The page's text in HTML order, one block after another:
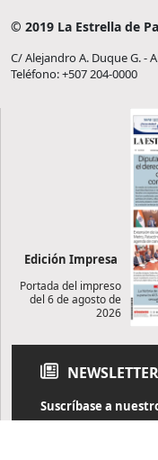
© 2019 La Estrella de
C/ Alejandro A. Duque G. -
Teléfono: +507 204-0000
Edición Impresa
Portada del impreso
del 6 de agosto de
2026
NEWSLETTER
Suscríbase a
Reciba diariamente